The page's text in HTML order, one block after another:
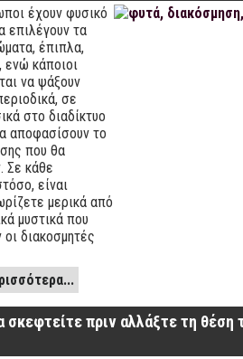
έχουν φυσικό
επιλέγουν τα
έπιπλα,
ενώ κάποιοι
να ψάξουν
σε
στο διαδίκτυο
αποφασίσουν το
που θα
Σε κάθε
είναι
μερικά από
μυστικά που
διακοσμητές
σκεφτείτε πριν αλλάξτε τη